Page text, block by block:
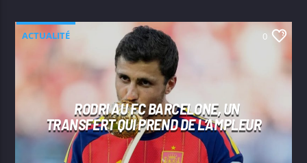
ACTUALITÉ 0
RODRI AU FC BARCELONE, UN
TRANSFERT QUI PREND DE L’AMPLEUR